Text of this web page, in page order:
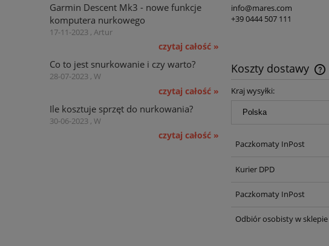
Garmin Descent Mk3 - nowe funkcje
komputera nurkowego
17-11-2023 , Artur
czytaj całość »
Co to jest snurkowanie i czy warto?
28-07-2023 , W
czytaj całość »
Ile kosztuje sprzęt do nurkowania?
30-06-2023 , W
czytaj całość »
info@mares.com
+39 0444 507 111
Koszty dostawy
Kraj wysyłki:
Paczkomaty InPost
Kurier DPD
Paczkomaty InPost
Odbiór osobisty w sklepie